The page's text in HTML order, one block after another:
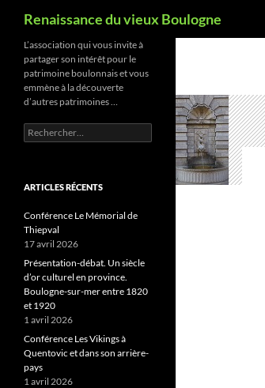
Aller
contenu
Renaissance du vieux Boulogne
L’association qui vous invite à
partager son intérêt pour le
patrimoine boulonnais et vous
emmène à la découverte
d’autres patrimoines …
Rechercher :
ARTICLES RÉCENTS
Conférence Le Mémorial de
Thiepval
17 avril 2026
Présentation-débat. Un siècle
d’or culturel en province.
Boulogne-sur-mer entre 1820
et 1920
1 avril 2026
Conférence Les Vikings à
Quentovic et dans son arrière-
pays
1 avril 2026